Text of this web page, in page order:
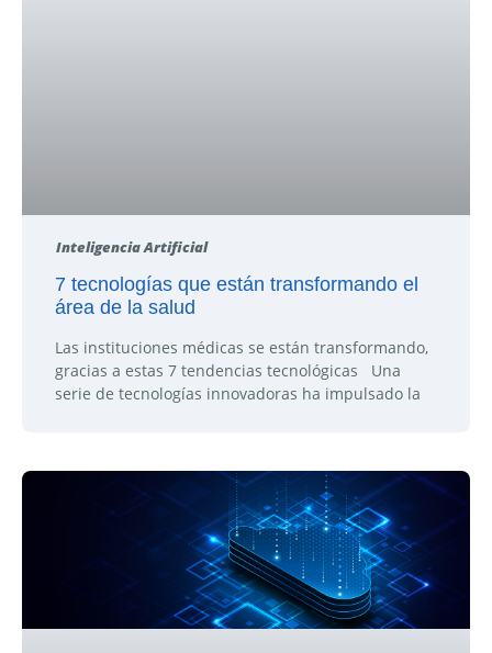
Inteligencia Artificial
7 tecnologías que están transformando el
área de la salud
Las instituciones médicas se están transformando,
gracias a estas 7 tendencias tecnológicas Una
serie de tecnologías innovadoras ha impulsado la